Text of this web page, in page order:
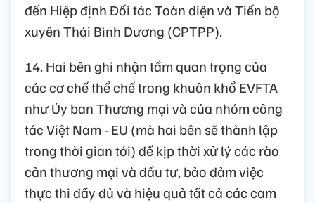
đến Hiệp định Đối tác Toàn diện và Tiến bộ
xuyên Thái Bình Dương (CPTPP).
14. Hai bên ghi nhận tầm quan trọng của
các cơ chế thể chế trong khuôn khổ EVFTA
như Ủy ban Thương mại và của nhóm công
tác Việt Nam - EU (mà hai bên sẽ thành lập
trong thời gian tới) để kịp thời xử lý các rào
cản thương mại và đầu tư, bảo đảm việc
thực thi đầy đủ và hiệu quả tất cả các cam